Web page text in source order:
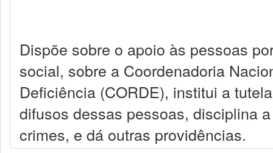
Dispõe sobre o apoio às pessoas
social, sobre a Coordenadoria
Deficiência (CORDE), institui a
difusos dessas pessoas, disciplina
crimes, e dá outras providências.